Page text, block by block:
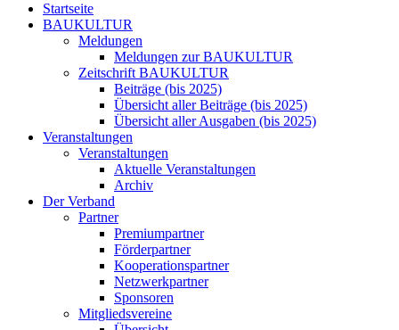
Startseite
BAUKULTUR
Meldungen
Meldungen zur BAUKULTUR
Zeitschrift BAUKULTUR
Beiträge (bis 2025)
Übersicht aller Beiträge (bis 2025)
Übersicht aller Ausgaben (bis 2025)
Veranstaltungen
Veranstaltungen
Aktuelle Veranstaltungen
Archiv
Der Verband
Partner
Premiumpartner
Förderpartner
Kooperationspartner
Netzwerkpartner
Sponsoren
Mitgliedsvereine